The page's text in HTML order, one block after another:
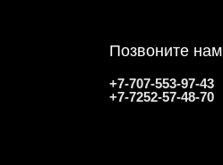
Позвоните нам
+7-707-553-97-43
+7-7252-57-48-70